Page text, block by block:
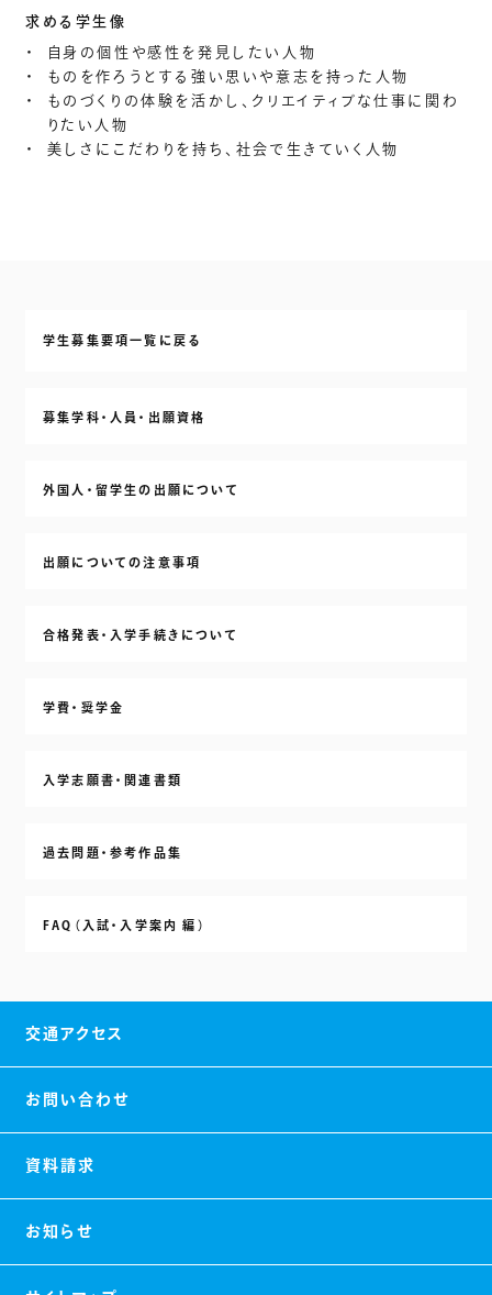
求める学生像
・
自身の個性や感性を発見したい人物
・
ものを作ろうとする強い思いや意志を持った人物
・
ものづくりの体験を活かし、クリエイティブな仕事に関わ
りたい人物
・
美しさにこだわりを持ち、社会で生きていく人物
学生募集要項一覧に戻る
募集学科・人員・出願資格
外国人・留学生の出願について
出願についての注意事項
合格発表・入学手続きについて
学費・奨学金
入学志願書・関連書類
過去問題・参考作品集
FAQ（入試・入学案内 編）
交通アクセス
お問い合わせ
資料請求
お知らせ